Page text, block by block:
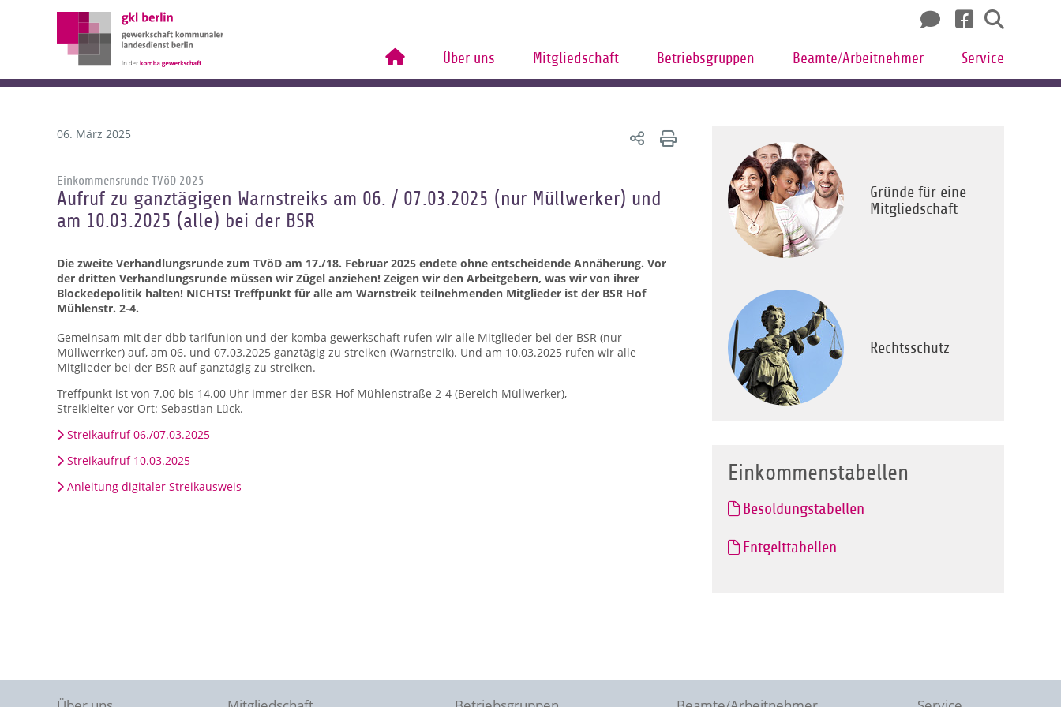
Über uns Mitgliedschaft Betriebsgruppen Beamte/Arbeitnehmer Service
06. März 2025
Einkommensrunde TVöD 2025
Aufruf zu ganztägigen Warnstreiks am 06. / 07.03.2025 (nur Müllwerker) und
am 10.03.2025 (alle) bei der BSR
Die zweite Verhandlungsrunde zum TVöD am 17./18. Februar 2025 endete ohne entscheidende Annäherung. Vor
der dritten Verhandlungsrunde müssen wir Zügel anziehen! Zeigen wir den Arbeitgebern, was wir von ihrer
Blockedepolitik halten! NICHTS! Treffpunkt für alle am Warnstreik teilnehmenden Mitglieder ist der BSR Hof
Mühlenstr. 2-4.
Gemeinsam mit der dbb tarifunion und der komba gewerkschaft rufen wir alle Mitglieder bei der BSR (nur
Müllwerrker) auf, am 06. und 07.03.2025 ganztägig zu streiken (Warnstreik). Und am 10.03.2025 rufen wir alle
Mitglieder bei der BSR auf ganztägig zu streiken.
Treffpunkt ist von 7.00 bis 14.00 Uhr immer der BSR-Hof Mühlenstraße 2-4 (Bereich Müllwerker),
Streikleiter vor Ort: Sebastian Lück.
Streikaufruf 06./07.03.2025
Streikaufruf 10.03.2025
Anleitung digitaler Streikausweis
Gründe für eine
Mitgliedschaft
Rechtsschutz
Einkommenstabellen
Besoldungstabellen
Entgelttabellen